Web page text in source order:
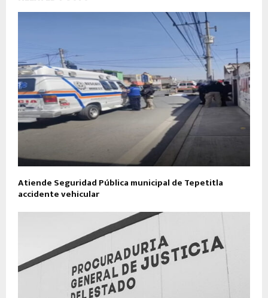
Atiende Seguridad Pública municipal de Tepetitla
accidente vehicular